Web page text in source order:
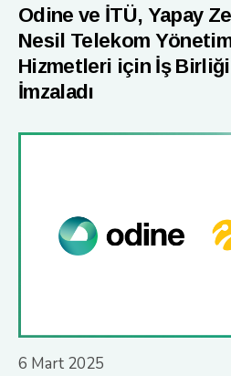
Odine ve İTÜ, Yapay
Nesil Telekom
Hizmetleri için İş
İmzaladı
6 Mart 2025